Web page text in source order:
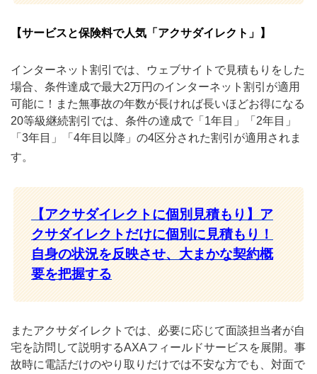
【サービスと保険料で人気「アクサダイレクト」】
インターネット割引では、ウェブサイトで見積もりをした
場合、条件達成で最大2万円のインターネット割引が適用
可能に！また無事故の年数が長ければ長いほどお得になる
20等級継続割引では、条件の達成で「1年目」「2年目」
「3年目」「4年目以降」の4区分された割引が適用されま
す。
【アクサダイレクトに個別見積もり】ア
クサダイレクトだけに個別に見積もり！
自身の状況を反映させ、大まかな契約概
要を把握する
またアクサダイレクトでは、必要に応じて面談担当者が自
宅を訪問して説明するAXAフィールドサービスを展開。事
故時に電話だけのやり取りだけでは不安な方でも、対面で